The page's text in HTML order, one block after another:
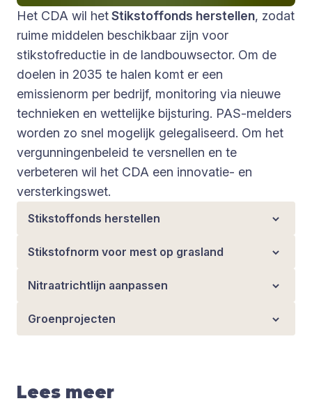
Het CDA wil hetStikstoffonds herstellen, zodat
ruime middelen beschikbaar zijn voor
stikstofreductie in de landbouwsector. Om de
doelen in 2035 te halen komt er een
emissienorm per bedrijf, monitoring via nieuwe
technieken en wettelijke bijsturing. PAS-melders
worden zo snel mogelijk gelegaliseerd. Om het
vergunningenbeleid te versnellen en te
verbeteren wil het CDA een innovatie- en
versterkingswet.
Stikstoffonds herstellen
Stikstofnorm voor mest op grasland
Nitraatrichtlijn aanpassen
Groenprojecten
Lees meer